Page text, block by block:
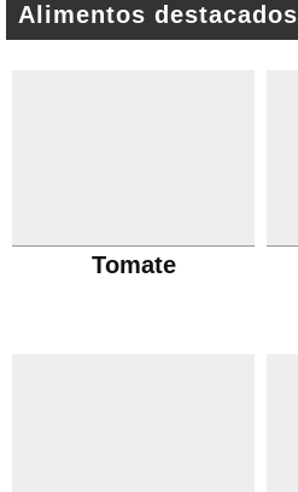
Alimentos destacados
Tomate